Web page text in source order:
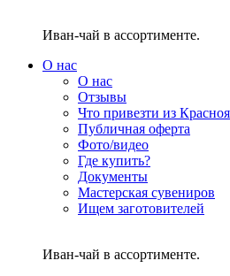
Иван-чай в ассортименте.
О нас
О нас
Отзывы
Что привезти из
Публичная оферта
Фото/видео
Где купить?
Документы
Мастерская сувениров
Ищем заготовителей
Иван-чай в ассортименте.